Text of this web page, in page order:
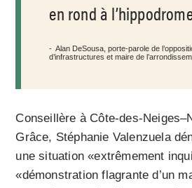
en rond à
Alan DeSousa, porte-parole de
d’infrastructures et maire de
Conseillère à Côte-des-
Grâce, Stéphanie Valenzuela
une situation «extrêmement
«démonstration flagrante d’un